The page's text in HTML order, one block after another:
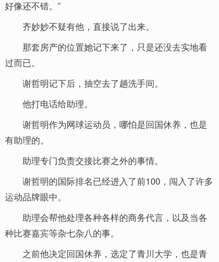
好像还不错。”
齐妙妙不疑有他，直接说了出来。
那套房产的位置她记下来了，只是还没去实地看
过而已。
谢哲明记下后，抽空去了趟洗手间。
他打电话给助理。
谢哲明作为网球运动员，哪怕是回国休养，也是
有助理的。
助理专门负责交接比赛之外的事情。
谢哲明的国际排名已经进入了前100，闯入了许多
运动品牌眼中。
助理会帮他处理各种各样的商务代言，以及当各
种比赛嘉宾等杂七杂八的事。
之前他决定回国休养，选定了青川大学，也是青